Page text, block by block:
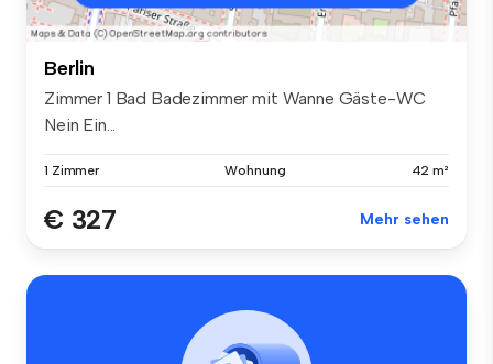
Berlin
Zimmer 1 Bad Badezimmer mit Wanne Gäste-WC
Nein Ein...
1 Zimmer Wohnung 42 m²
€ 327 Mehr sehen